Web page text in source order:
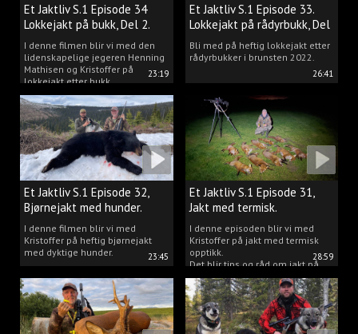
23:19
Et Jaktliv S.1 Episode 34
Lokkejakt på bukk, Del 2.
I denne filmen blir vi med den
lidenskapelige jegeren Henning
Mathisen og Kristoffer på
lokkejakt etter bukk.
26:41
Et Jaktliv S.1 Episode 33.
Lokkejakt på rådyrbukk, Del
1.
Bli med på heftig lokkejakt etter
rådyrbukker i brunsten 2022.
23:45
Et Jaktliv S.1 Episode 32,
Bjørnejakt med hunder.
I denne filmen blir vi med
Kristoffer på heftig bjørnejakt
med dyktige hunder.
28:59
Et Jaktliv S.1 Episode 31,
Jakt med termisk.
I denne episoden blir vi med
Kristoffer på jakt med termisk
opptikk.
Det blir tips og råd om jakt på
både rev, villsvin og hjort og
masse jakt.